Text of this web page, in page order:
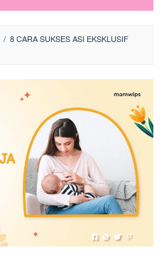
/ 8 CARA SUKSES ASI EKSKLUSIF